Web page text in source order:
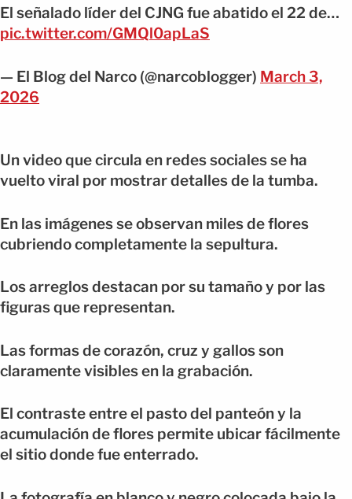
El señalado líder del CJNG fue abatido el 22 de…
pic.twitter.com/GMQl0apLaS
— El Blog del Narco (@narcoblogger) March 3,
2026
Un video que circula en redes sociales se ha
vuelto viral por mostrar detalles de la tumba.
En las imágenes se observan miles de flores
cubriendo completamente la sepultura.
Los arreglos destacan por su tamaño y por las
figuras que representan.
Las formas de corazón, cruz y gallos son
claramente visibles en la grabación.
El contraste entre el pasto del panteón y la
acumulación de flores permite ubicar fácilmente
el sitio donde fue enterrado.